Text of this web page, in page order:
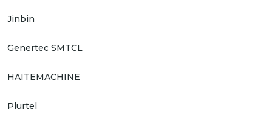
Jinbin
Genertec SMTCL
HAITEMACHINE
Plurtel